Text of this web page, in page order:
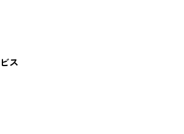
ス